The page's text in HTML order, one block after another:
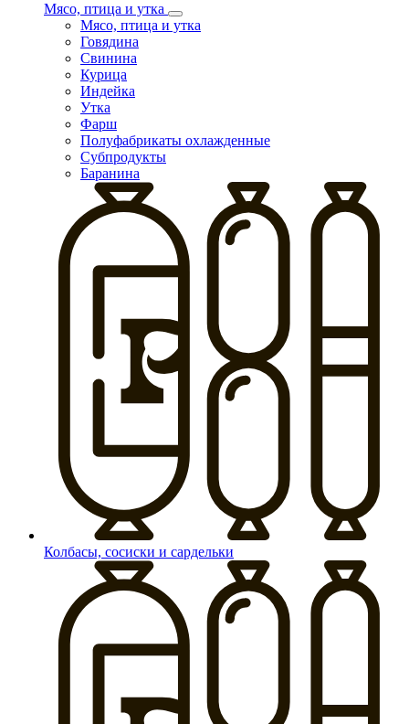
Мясо, птица и утка
Мясо, птица и утка
Говядина
Свинина
Курица
Индейка
Утка
Фарш
Полуфабрикаты охлажденные
Субпродукты
Баранина
Колбасы, сосиски и сардельки